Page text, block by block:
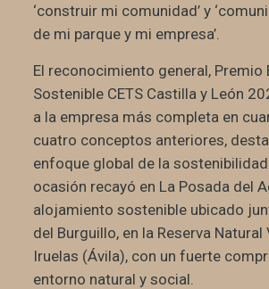
‘construir mi comunidad’ y
de mi parque y mi empresa’.
El reconocimiento general, Premio
Sostenible CETS Castilla y León
a la empresa más completa en
cuatro conceptos anteriores,
enfoque global de la
ocasión recayó en La Posada del
alojamiento sostenible ubicado
del Burguillo, en la Reserva Natural
Iruelas (Ávila), con un fuerte
entorno natural y social.